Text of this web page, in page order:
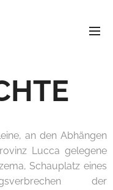
an den Abhängen
Lucca gelegene
Schauplatz eines
der